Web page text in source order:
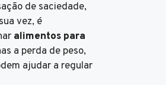
de saciedade,
vez, é
alimentos para
a perda de peso,
ajudar a regular